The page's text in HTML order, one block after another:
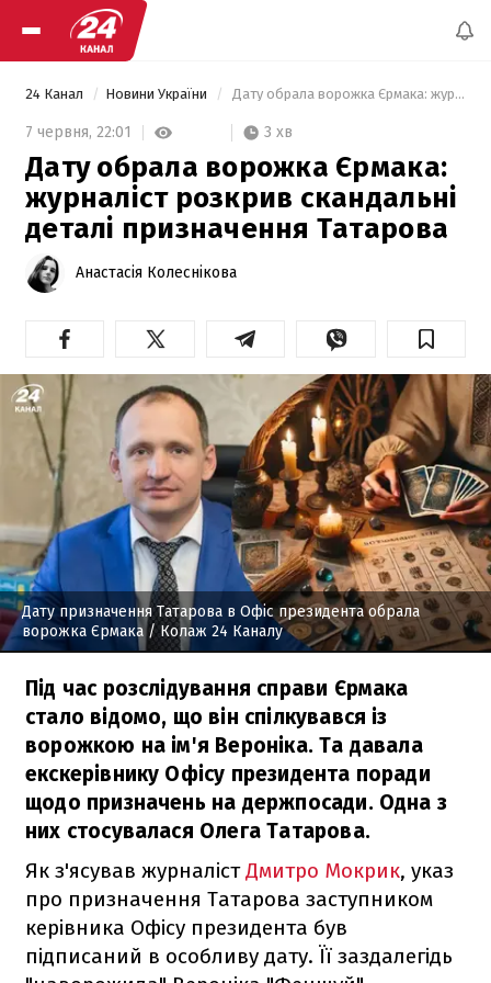
24 Канал Новини України Дату обрала ворожка Єрмака: журналіст розкрив скандальні деталі призначення Татарова
7 червня, 22:01 3 хв
Дату обрала ворожка Єрмака:
журналіст розкрив скандальні
деталі призначення Татарова
Анастасія Колеснікова
Дату призначення Татарова в Офіс президента обрала
ворожка Єрмака/ Колаж 24 Каналу
Під час розслідування справи Єрмака
стало відомо, що він спілкувався із
ворожкою на ім'я Вероніка. Та давала
екскерівнику Офісу президента поради
щодо призначень на держпосади. Одна з
них стосувалася Олега Татарова.
Як з'ясував журналістДмитро Мокрик, указ
про призначення Татарова заступником
керівника Офісу президента був
підписаний в особливу дату. Її заздалегідь